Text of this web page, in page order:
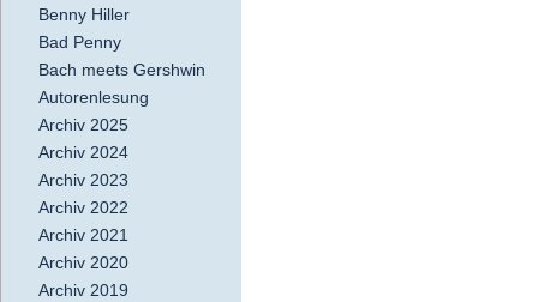
Benny Hiller
Bad Penny
Bach meets Gershwin
Autorenlesung
Archiv 2025
Archiv 2024
Archiv 2023
Archiv 2022
Archiv 2021
Archiv 2020
Archiv 2019